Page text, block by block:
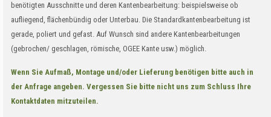
benötigten Ausschnitte und deren Kantenbearbeitung: beispielsweise ob
aufliegend, flächenbündig oder Unterbau. Die Standardkantenbearbeitung ist
gerade, poliert und gefast. Auf Wunsch sind andere Kantenbearbeitungen
(gebrochen/ geschlagen, römische, OGEE Kante usw.) möglich.
Wenn Sie Aufmaß, Montage und/oder Lieferung benötigen bitte auch in
der Anfrage angeben. Vergessen Sie bitte nicht uns zum Schluss Ihre
Kontaktdaten mitzuteilen.